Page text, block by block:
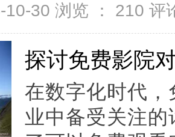
30 浏览 ： 210 评
探讨免费影院
在数字化时代
业中备受关注